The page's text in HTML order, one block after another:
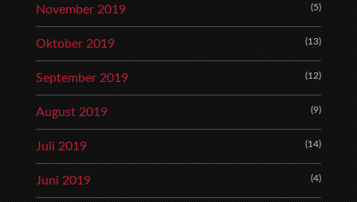
November 2019 (5)
Oktober 2019 (13)
September 2019 (12)
August 2019 (9)
Juli 2019 (14)
Juni 2019 (4)